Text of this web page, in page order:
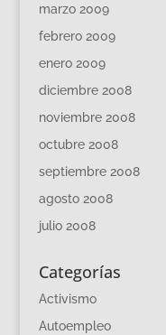
marzo 2009
febrero 2009
enero 2009
diciembre 2008
noviembre 2008
octubre 2008
septiembre 2008
agosto 2008
julio 2008
Categorías
Activismo
Autoempleo